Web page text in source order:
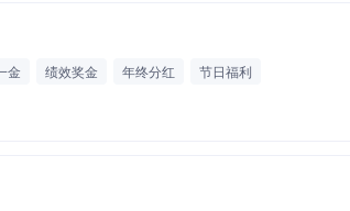
金 绩效奖金 年终分红
节日福利